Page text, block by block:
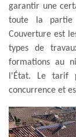
garantir une
toute la partie
Couverture est
types de
formations au
l'État. Le tarif
concurrence et